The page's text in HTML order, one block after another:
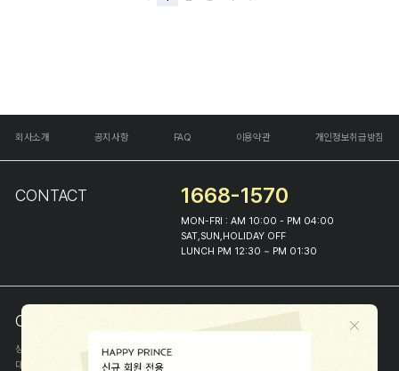
회사소개 공지사항 FAQ 이용약관 개인정보취급방침
CONTACT 1668-1570
MON-FRI : AM 10:00 - PM 04:00
SAT,SUN,HOLIDAY OFF
LUNCH PM 12:30 ~ PM 01:30
COMPANY INFO
상호
(주)해피프린스
대표
이화진